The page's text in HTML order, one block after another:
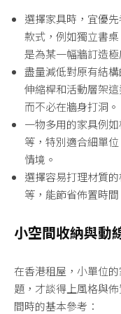
選擇家具時，宜優
款式，例如獨立書
是為某一幅牆訂造極
盡量減低對原有結
伸縮桿和活動層架
而不必在牆身打洞。
一物多用的家具例
等，特別適合細單
情境。
選擇容易打理材質
等，能節省佈置時間
小空間收納與動
在香港租屋，小單位
題，才談得上風格與
間時的基本參考：